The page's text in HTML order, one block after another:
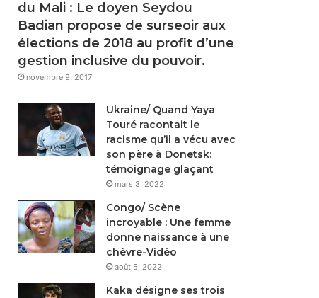
du Mali : Le doyen Seydou
Badian propose de surseoir aux
élections de 2018 au profit d’une
gestion inclusive du pouvoir.
novembre 9, 2017
Ukraine/ Quand Yaya
Touré racontait le
racisme qu’il a vécu avec
son père à Donetsk:
témoignage glaçant
mars 3, 2022
Congo/ Scène
incroyable : Une femme
donne naissance à une
chèvre-Vidéo
août 5, 2022
Kaka désigne ses trois